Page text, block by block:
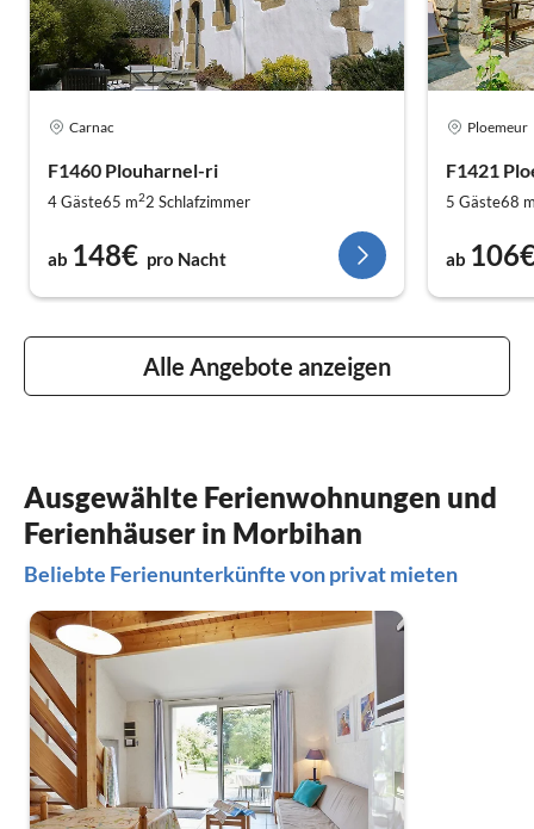
Carnac
F1460 Plouharnel-ri
4 Gäste65 m22 Schlafzimmer
ab 148€ pro Nacht
Ploemeur
F1421
5 Gäste68
ab
Alle Angebote anzeigen
Ausgewählte Ferienwohnungen und
Ferienhäuser in Morbihan
Beliebte Ferienunterkünfte von privat mieten